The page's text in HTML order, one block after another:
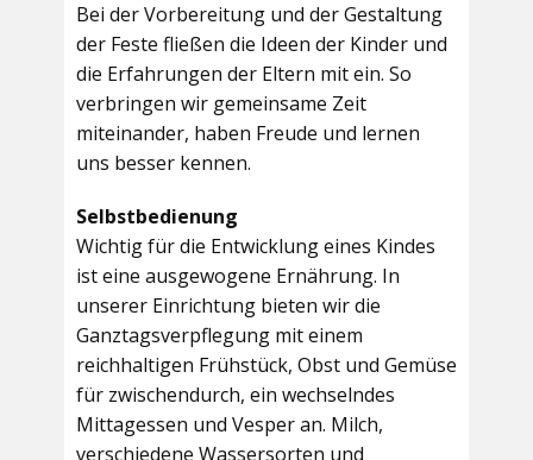
Bei der Vorbereitung und der Gestaltung
der Feste fließen die Ideen der Kinder und
die Erfahrungen der Eltern mit ein. So
verbringen wir gemeinsame Zeit
miteinander, haben Freude und lernen
uns besser kennen.
Selbstbedienung
Wichtig für die Entwicklung eines Kindes
ist eine ausgewogene Ernährung. In
unserer Einrichtung bieten wir die
Ganztagsverpflegung mit einem
reichhaltigen Frühstück, Obst und Gemüse
für zwischendurch, ein wechselndes
Mittagessen und Vesper an. Milch,
verschiedene Wassersorten und